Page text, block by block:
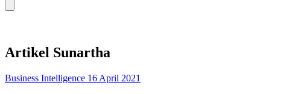
Artikel Sunartha
Business Intelligence 16 April 2021